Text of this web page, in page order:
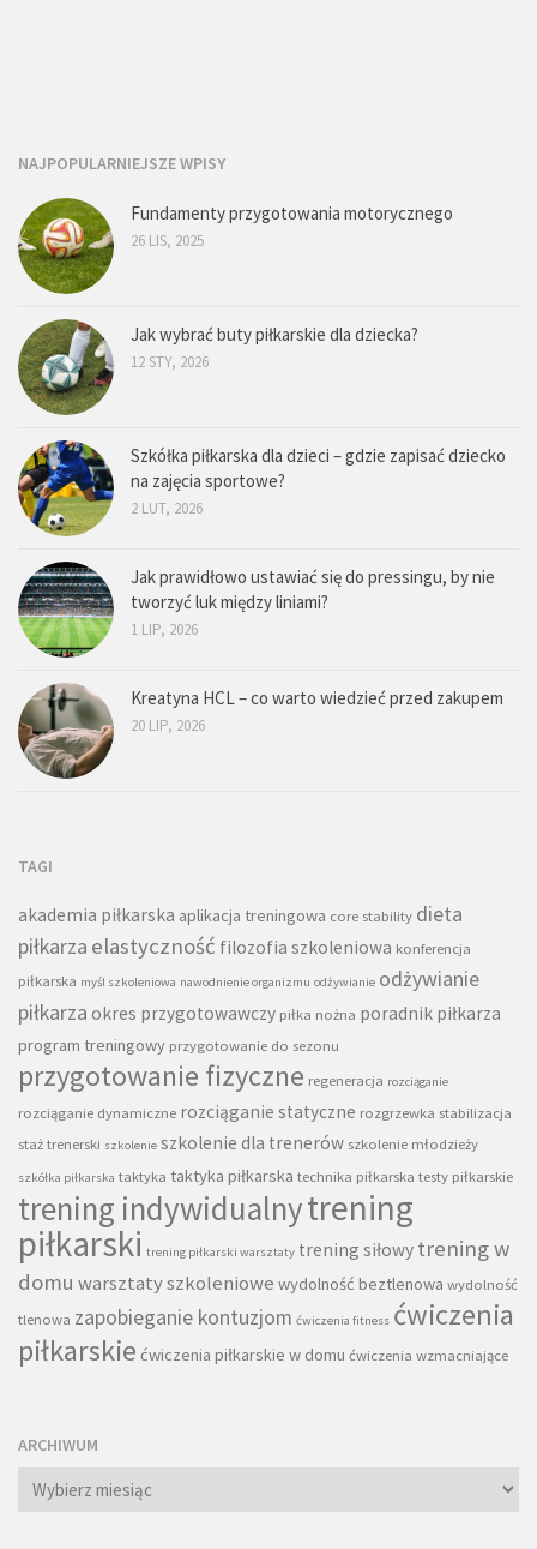
NAJPOPULARNIEJSZE WPISY
Fundamenty przygotowania motorycznego
26 LIS, 2025
Jak wybrać buty piłkarskie dla dziecka?
12 STY, 2026
Szkółka piłkarska dla dzieci – gdzie zapisać dziecko
na zajęcia sportowe?
2 LUT, 2026
Jak prawidłowo ustawiać się do pressingu, by nie
tworzyć luk między liniami?
1 LIP, 2026
Kreatyna HCL – co warto wiedzieć przed zakupem
20 LIP, 2026
TAGI
akademia piłkarska aplikacja treningowa core stability dieta
piłkarza elastyczność filozofia szkoleniowa konferencja
piłkarska myśl szkoleniowa nawodnienie organizmu odżywianie odżywianie
piłkarza okres przygotowawczy piłka nożna poradnik piłkarza
program treningowy przygotowanie do sezonu
przygotowanie fizyczne regeneracja rozciąganie
rozciąganie dynamiczne rozciąganie statyczne rozgrzewka stabilizacja
staż trenerski szkolenie szkolenie dla trenerów szkolenie młodzieży
szkółka piłkarska taktyka taktyka piłkarska technika piłkarska testy piłkarskie
trening indywidualnytrening
piłkarski trening piłkarski warsztaty trening siłowy trening w
domu warsztaty szkoleniowe wydolność beztlenowa wydolność
tlenowa zapobieganie kontuzjom ćwiczenia fitness ćwiczenia
piłkarskie ćwiczenia piłkarskie w domu ćwiczenia wzmacniające
ARCHIWUM
Archiwum